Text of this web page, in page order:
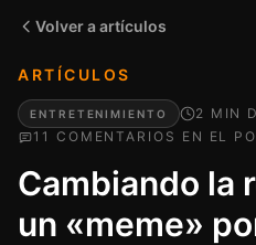
Volver a artículos
ARTÍCULOS
ENTRETENIMIENTO 2 MIN
11 COMENTARIO S EN EL
Cambiando la
un «meme»